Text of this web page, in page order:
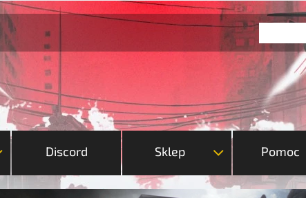
Discord Sklep Pomoc